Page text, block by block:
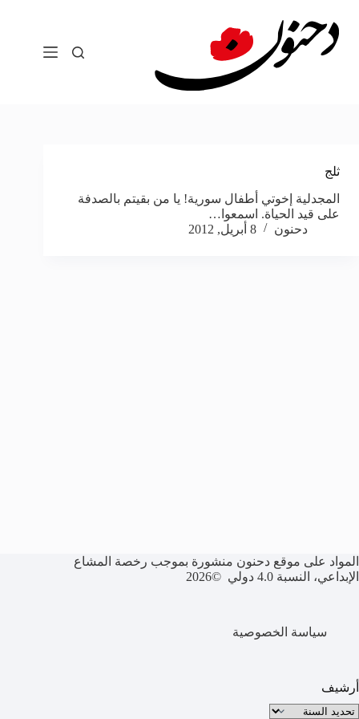
المحتوى
ثلج
المجدلية إخوتي أطفال سورية! يا من بقيتم بالصدفة
على قيد الحياة. اسمعوا…
دحنون
8 أبريل, 2012
المواد على موقع دحنون منشورة بموجب رخصة المشاع
الإبداعي، النسبة 4.0 دولي ©2026
سياسة الخصوصية
أرشيف
الأرشيف